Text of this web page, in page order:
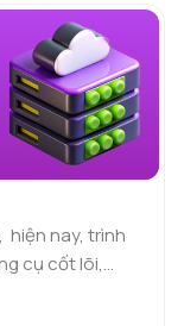
hiện nay, trình
cụ cốt lõi,